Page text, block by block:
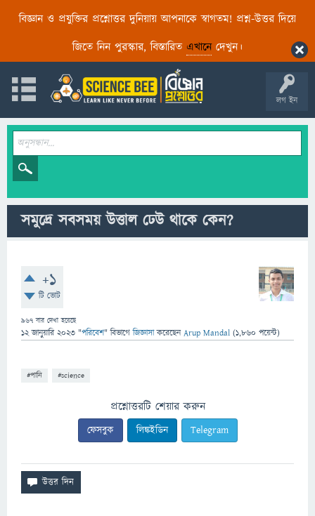
বিজ্ঞান ও প্রযুক্তির প্রশ্নোত্তর দুনিয়ায় আপনাকে স্বাগতম! প্রশ্ন-উত্তর দিয়ে
জিতে নিন পুরস্কার, বিস্তারিত এখানেদেখুন।
লগ ইন
সমুদ্রে সবসময় উত্তাল ঢেউ থাকে কেন?
+1
টি ভোট
967 বার দেখা হয়েছে
12 জানুয়ারি 2023 "পরিবেশ" বিভাগে জিজ্ঞাসাকরেছেনArup Mandal (1,860 পয়েন্ট)
#পানি #science
প্রশ্নোত্তরটি শেয়ার করুন
ফেসবুক লিঙ্কইডিন Telegram